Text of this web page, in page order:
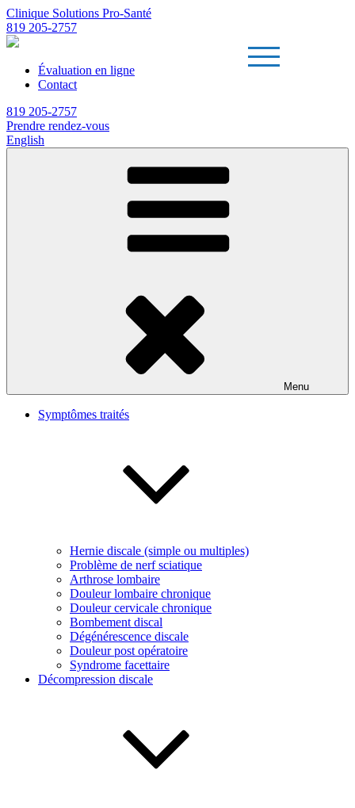
Clinique Solutions Pro-Santé
819 205-2757
Évaluation en ligne
Contact
819 205-2757
Prendre rendez-vous
English
Menu
Symptômes traités
Hernie discale (simple ou multiples)
Problème de nerf sciatique
Arthrose lombaire
Douleur lombaire chronique
Douleur cervicale chronique
Bombement discal
Dégénérescence discale
Douleur post opératoire
Syndrome facettaire
Décompression discale